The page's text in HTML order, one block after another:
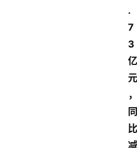
.
7
3
亿
元
，
同
比
减